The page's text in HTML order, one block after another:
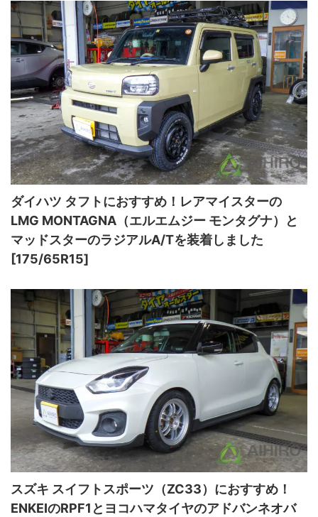
ダイハツ タフトにおすすめ！レアマイスターの
LMG MONTAGNA（エルエムジー モンタグナ）と
マッドスターのラジアルA/Tを装着しました
[175/65R15]
スズキ スイフトスポーツ（ZC33）におすすめ！
ENKEIのRPF1とヨコハマタイヤのアドバンネオバ